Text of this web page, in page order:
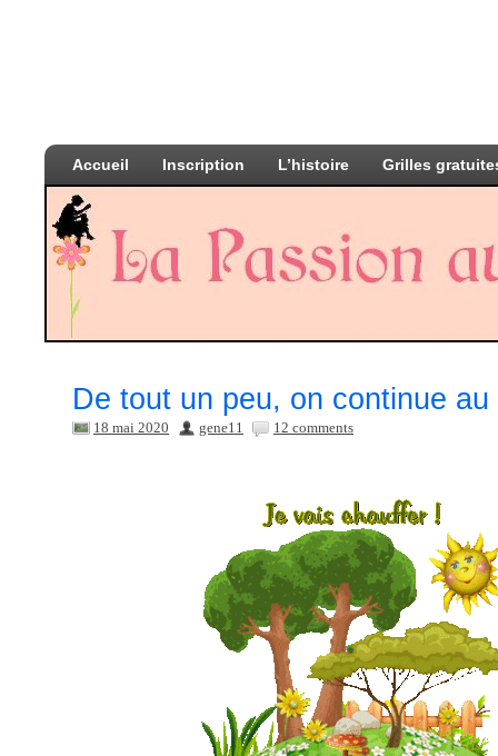
Accueil Inscription L’histoire Grilles
De tout un peu, on continue au
18 mai 2020 gene11 12 comments